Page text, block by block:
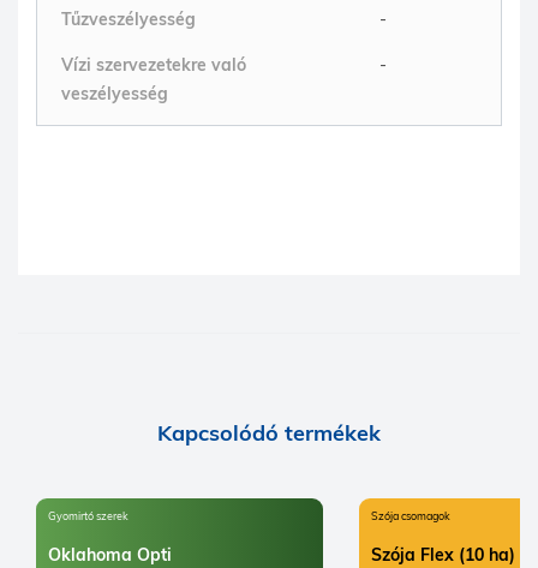
Tűzveszélyesség -
Vízi szervezetekre való
veszélyesség
-
Kapcsolódó termékek
Gyomirtó szerek
Oklahoma Opti
Szója csomagok
Szója Flex (10 ha)